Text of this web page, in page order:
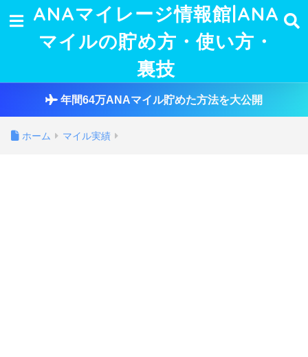
ANAマイレージ情報館|ANA
マイルの貯め方・使い方・
裏技
年間64万ANAマイル貯めた方法を大公開
ホーム マイル実績